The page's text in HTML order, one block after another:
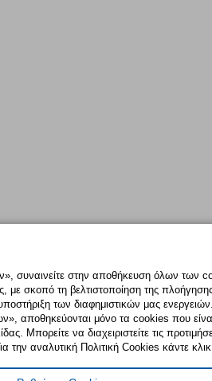
συναινείτε στην αποθήκευση όλων των
με σκοπό τη βελτιστοποίηση της
των διαφημιστικών μας
αποθηκεύονται μόνο τα cookies που
Μπορείτε να διαχειριστείτε τις
την αναλυτική Πολιτική Cookies κάντε